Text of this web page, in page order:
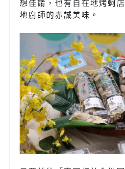
想佳餚，也有自在地烤蚵
地廚師的赤誠美味。